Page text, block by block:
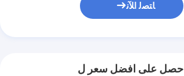
ﺎﺘﺼﻟ ﺍﻶﻧ
احصل على افضل سعر ل